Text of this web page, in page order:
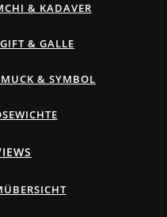
& KADAVER
GIFT & GALLE
& SYMBOL